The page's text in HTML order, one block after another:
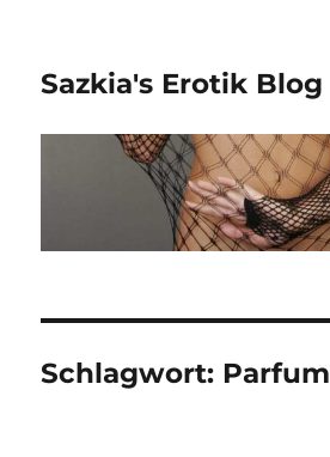
Sazkia's Erotik Blog
Schlagwort: Parfum